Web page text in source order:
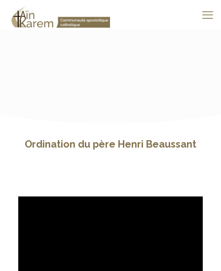
Ordination du père Henri Beaussant